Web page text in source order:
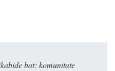
bat: komunitate